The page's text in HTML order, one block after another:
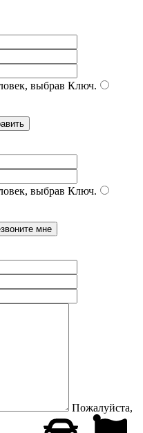
выбрав Ключ.
выбрав Ключ.
Пожалуйста,